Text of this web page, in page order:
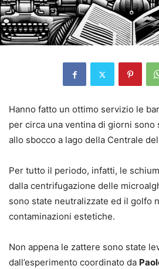
Hanno fatto un ottimo servizio le
per circa una ventina di giorni sono
allo sbocco a lago della Centrale
Per tutto il periodo, infatti, le
dalla centrifugazione delle
sono state neutralizzate ed il golfo
contaminazioni estetiche.
Non appena le zattere sono state
dall’esperimento coordinato da